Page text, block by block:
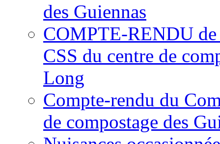
des Guiennas
COMPTE-RENDU
CSS du centre de
Long
Compte-rendu du
de compostage des